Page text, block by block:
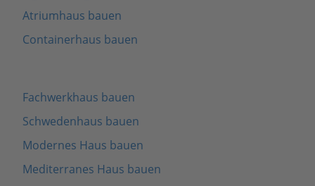
Atriumhaus bauen
Containerhaus bauen
Fachwerkhaus bauen
Schwedenhaus bauen
Modernes Haus bauen
Mediterranes Haus bauen